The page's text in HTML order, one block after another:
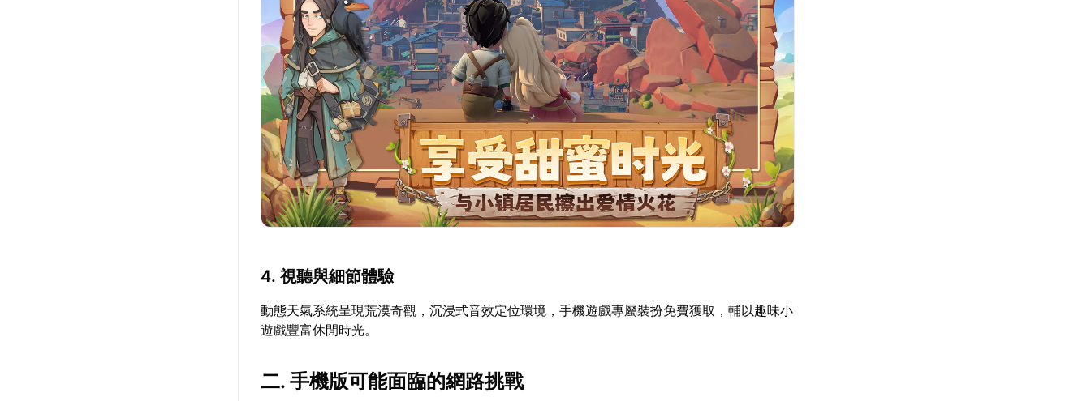
4. 視聽與細節體驗
動態天氣系統呈現荒漠奇觀，沉浸式音效定位環境，手機遊戲專屬裝扮免費獲取，輔以趣味小
遊戲豐富休閒時光。
二. 手機版可能面臨的網路挑戰